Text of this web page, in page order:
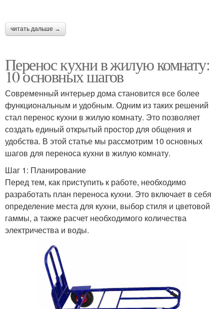
читать дальше →
Перенос кухни в жилую комнату:
10 основных шагов
Современный интерьер дома становится все более
функциональным и удобным. Одним из таких решений
стал перенос кухни в жилую комнату. Это позволяет
создать единый открытый простор для общения и
удобства. В этой статье мы рассмотрим 10 основных
шагов для переноса кухни в жилую комнату.
Шаг 1: Планирование
Перед тем, как приступить к работе, необходимо
разработать план переноса кухни. Это включает в себя
определение места для кухни, выбор стиля и цветовой
гаммы, а также расчет необходимого количества
электричества и воды.